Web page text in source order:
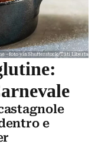
- foto via Shutterstock/Tati Liberta
e